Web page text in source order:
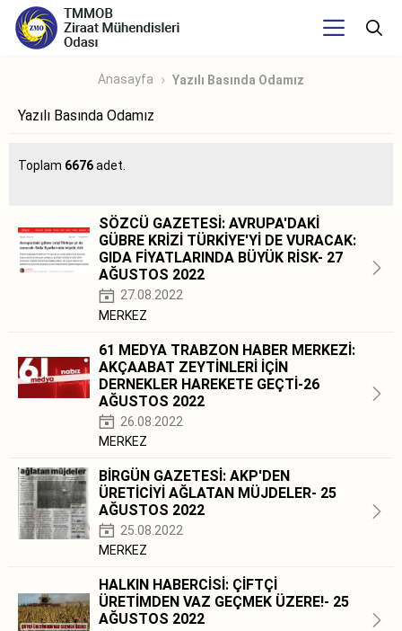
Anasayfa Yazılı Basında Odamız
Yazılı Basında Odamız
Toplam 6676adet.
SÖZCÜ GAZETESİ: AVRUPA'DAKİ
GÜBRE KRİZİ TÜRKİYE'Yİ DE VURACAK:
GIDA FİYATLARINDA BÜYÜK RİSK- 27
AĞUSTOS 2022
27.08.2022
MERKEZ
61 MEDYA TRABZON HABER MERKEZİ:
AKÇAABAT ZEYTİNLERİ İÇİN
DERNEKLER HAREKETE GEÇTİ-26
AĞUSTOS 2022
26.08.2022
MERKEZ
BİRGÜN GAZETESİ: AKP'DEN
ÜRETİCİYİ AĞLATAN MÜJDELER- 25
AĞUSTOS 2022
25.08.2022
MERKEZ
HALKIN HABERCİSİ: ÇİFTÇİ
ÜRETİMDEN VAZ GEÇMEK ÜZERE!- 25
AĞUSTOS 2022